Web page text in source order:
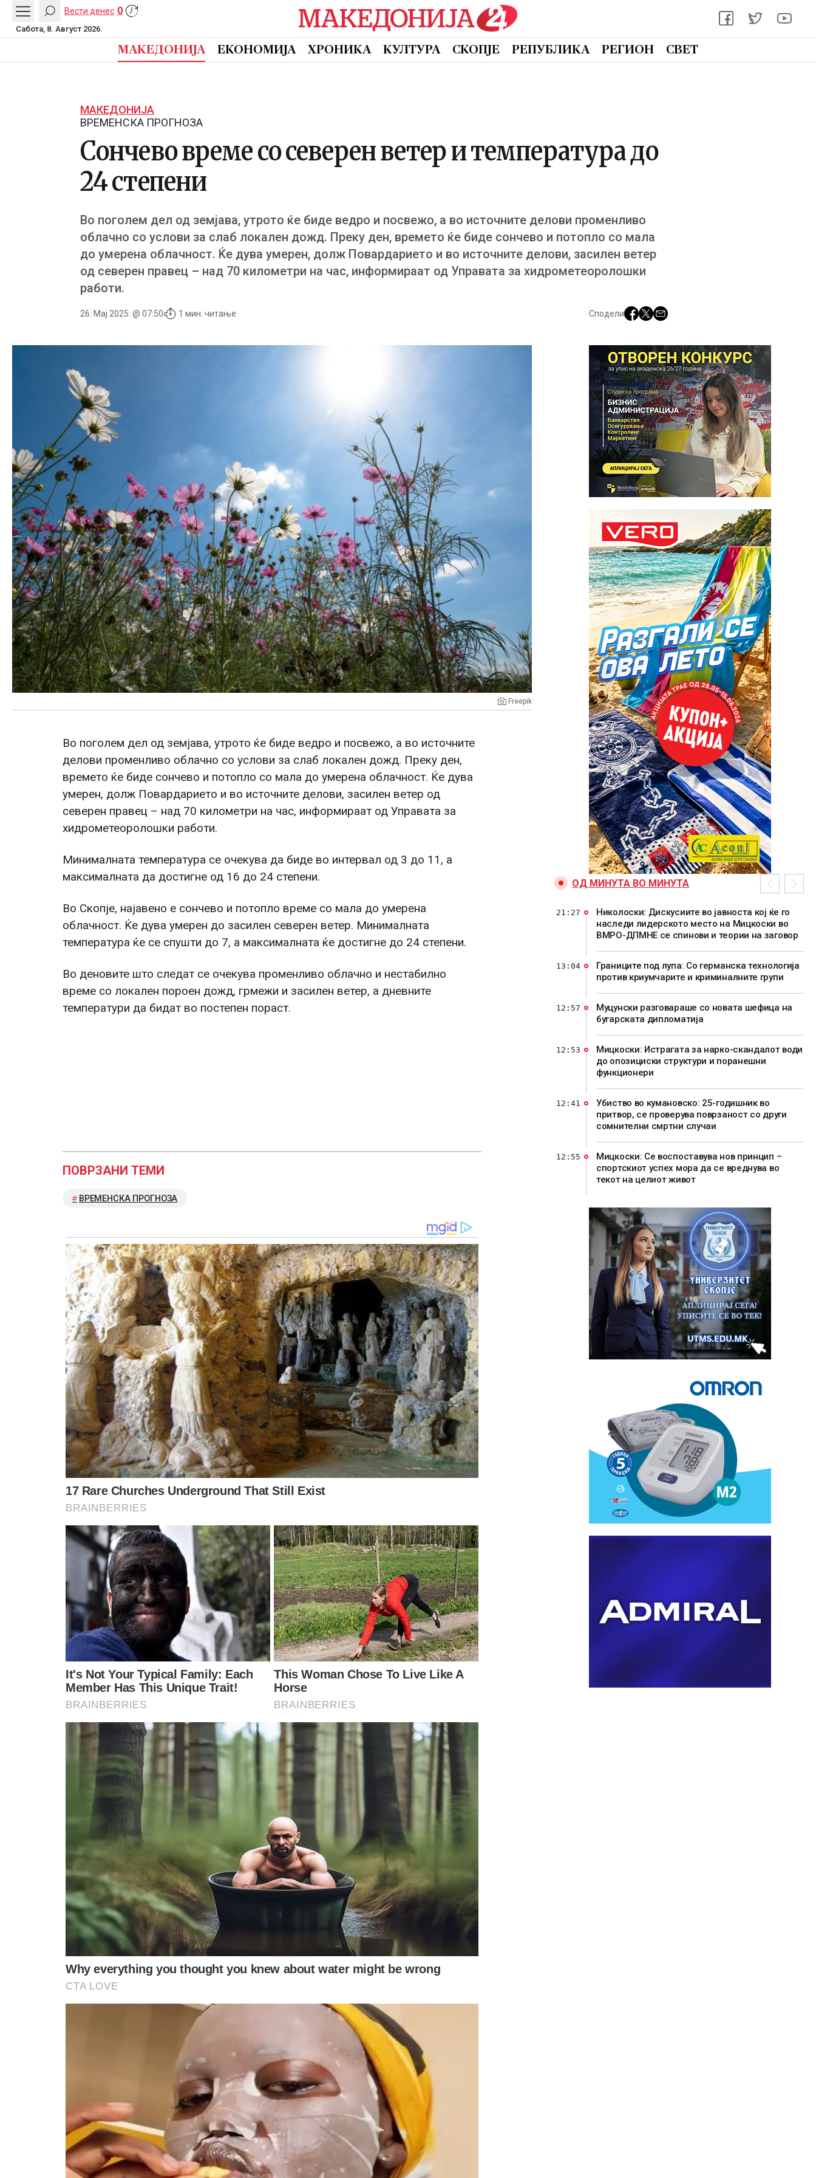
Вести денес 0
Сабота, 8. Август 2026.
МАКЕДОНИЈА ЕКОНОМИЈА ХРОНИКА КУЛТУРА СКОПЈЕ РЕПУБЛИКА РЕГИОН СВЕТ
МАКЕДОНИЈА
ВРЕМЕНСКА ПРОГНОЗА
Сончево време со северен ветер и температура до
24 степени
Во поголем дел од земјава, утрото ќе биде ведро и посвежо, а во источните делови променливо
облачно со услови за слаб локален дожд. Преку ден, времето ќе биде сончево и потопло со мала
до умерена облачност. Ќе дува умерен, долж Повардарието и во источните делови, засилен ветер
од северен правец – над 70 километри на час, информираат од Управата за хидрометеоролошки
работи.
26. Мај 2025. @ 07:50 1 мин. читање Сподели
Freepik
Во поголем дел од земјава, утрото ќе биде ведро и посвежо, а во источните
делови променливо облачно со услови за слаб локален дожд. Преку ден,
времето ќе биде сончево и потопло со мала до умерена облачност. Ќе дува
умерен, долж Повардарието и во источните делови, засилен ветер од
северен правец – над 70 километри на час, информираат од Управата за
хидрометеоролошки работи.
Минималната температура се очекува да биде во интервал од 3 до 11, а
максималната да достигне од 16 до 24 степени.
Во Скопје, најавено е сончево и потопло време со мала до умерена
облачност. Ќе дува умерен до засилен северен ветер. Минималната
температура ќе се спушти до 7, а максималната ќе достигне до 24 степени.
Во деновите што следат се очекува променливо облачно и нестабилно
време со локален пороен дожд, грмежи и засилен ветер, а дневните
температури да бидат во постепен пораст.
ПОВРЗАНИ ТЕМИ
ВРЕМЕНСКА ПРОГНОЗА
ОД МИНУТА ВО МИНУТА
Николоски: Дискусиите во јавноста кој ќе го
наследи лидерското место на Мицкоски во
ВМРО-ДПМНЕ се спинови и теории на заговор
21:27
Границите под лупа: Со германска технологија
против криумчарите и криминалните групи
13:04
Муцунски разговараше со новата шефица на
бугарската дипломатија
12:57
Мицкоски: Истрагата за нарко-скандалот води
до опозициски структури и поранешни
функционери
12:53
Убиство во кумановско: 25-годишник во
притвор, се проверува поврзаност со други
сомнителни смртни случаи
12:41
Мицкоски: Се воспоставува нов принцип –
спортскиот успех мора да се вреднува во
текот на целиот живот
12:55